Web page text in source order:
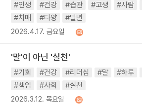
#인생 #건강 #습관 #고생 #사람
#치매
#다양 #말년
2026.4.17. 금요일
'말'이 아닌 '실천'
#기회 #건강 #리더십 #말 #하루
#책임
#사회 #실천
2026.3.12. 목요일